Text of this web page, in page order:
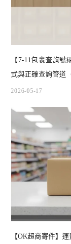
【7-11包裹查詢
式與正確查詢管道
2026-05-17
【OK超商寄件】